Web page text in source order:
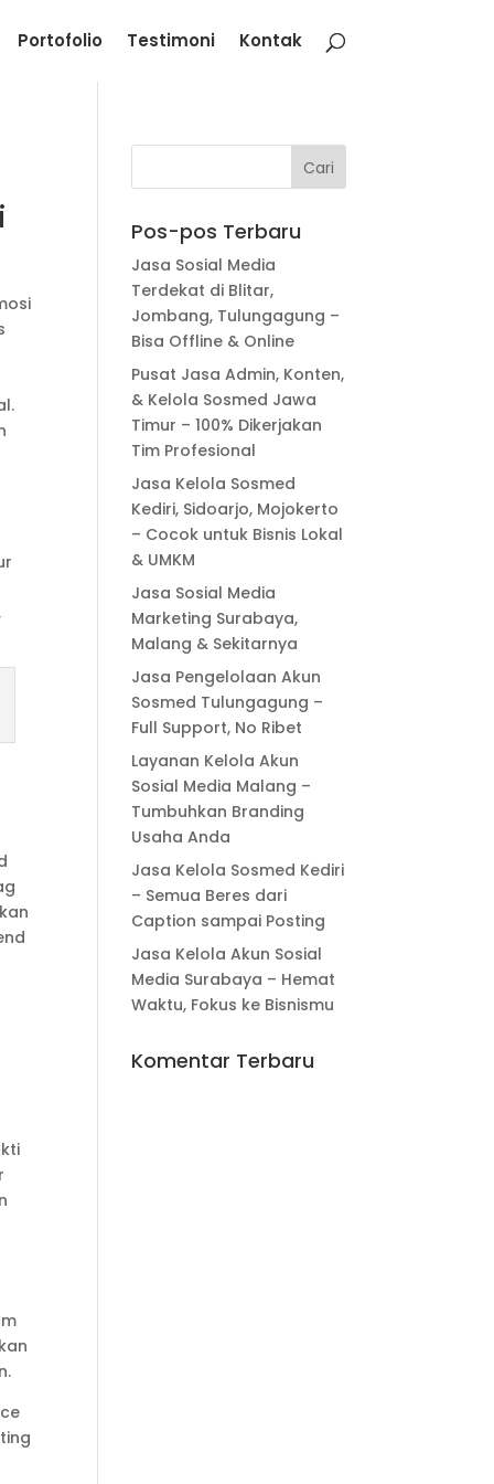
Portofolio Testimoni Kontak
Pos-pos Terbaru
Jasa Sosial Media
Terdekat di Blitar,
Jombang, Tulungagung –
Bisa Offline & Online
Pusat Jasa Admin, Konten,
& Kelola Sosmed Jawa
Timur – 100% Dikerjakan
Tim Profesional
Jasa Kelola Sosmed
Kediri, Sidoarjo, Mojokerto
– Cocok untuk Bisnis Lokal
& UMKM
Jasa Sosial Media
Marketing Surabaya,
Malang & Sekitarnya
Jasa Pengelolaan Akun
Sosmed Tulungagung –
Full Support, No Ribet
Layanan Kelola Akun
Sosial Media Malang –
Tumbuhkan Branding
Usaha Anda
Jasa Kelola Sosmed Kediri
– Semua Beres dari
Caption sampai Posting
Jasa Kelola Akun Sosial
Media Surabaya – Hemat
Waktu, Fokus ke Bisnismu
Komentar Terbaru